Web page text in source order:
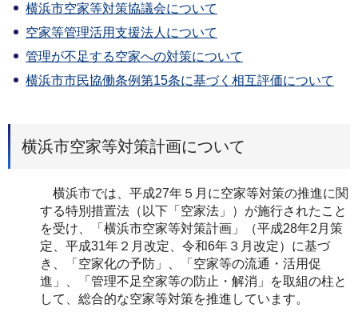
横浜市空家等対策協議会について
空家等管理活用支援法人について
管理が不足する空家への対策について
横浜市市民協働条例第15条に基づく相互評価について
横浜市空家等対策計画について
横浜市では、平成27年５月に空家等対策の推進に関
する特別措置法（以下「空家法」）が施行されたこと
を受け、「横浜市空家等対策計画」（平成28年2月策
定、平成31年２月改定、令和6年３月改定）に基づ
き、「空家化の予防」、「空家等の流通・活用促
進」、「管理不足空家等の防止・解消」を取組の柱と
して、総合的な空家等対策を推進しています。